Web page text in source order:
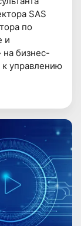
SAS
по
и
на бизнес-
к управлению